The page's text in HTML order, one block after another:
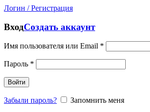
Логин / Регистрация
ВходСоздать аккаунт
Имя пользователя или Email *
Пароль *
Войти
Забыли пароль?
Запомнить меня